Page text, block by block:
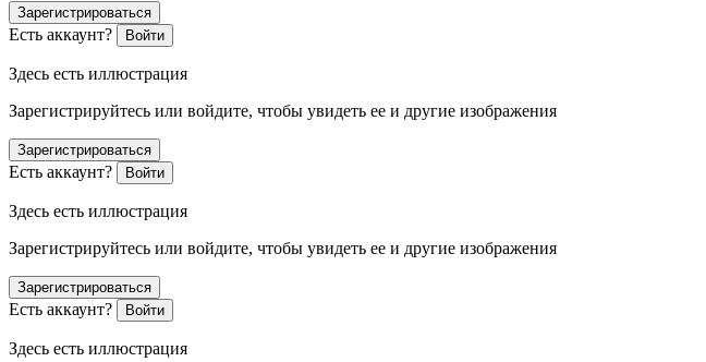
Зарегистрироваться
Есть аккаунт? Войти
Здесь есть иллюстрация
Зарегистрируйтесь или войдите, чтобы увидеть ее и другие изображения
Зарегистрироваться
Есть аккаунт? Войти
Здесь есть иллюстрация
Зарегистрируйтесь или войдите, чтобы увидеть ее и другие изображения
Зарегистрироваться
Есть аккаунт? Войти
Здесь есть иллюстрация